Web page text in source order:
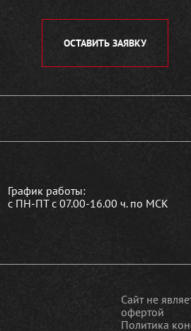
ОСТАВИТЬ ЗАЯВКУ
График работы:
с ПН-ПТ с 07.00-16.00 ч. по МСК
Сайт не
офертой
Политика